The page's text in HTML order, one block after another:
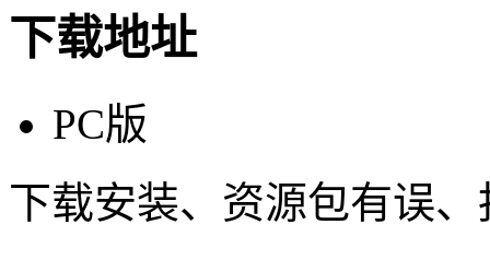
下载地址
PC版
下载安装、资源包有误